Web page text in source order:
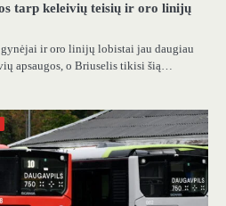
tarp keleivių teisių ir oro linijų
ir oro linijų lobistai jau daugiau
apsaugos, o Briuselis tikisi šią…